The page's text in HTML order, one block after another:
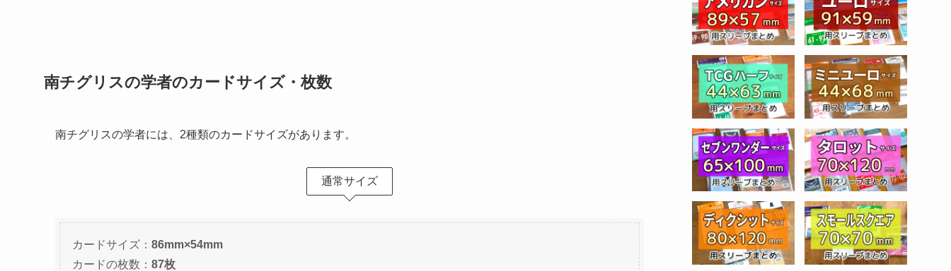
南チグリスの学者のカードサイズ・枚数
南チグリスの学者には、2種類のカードサイズがあります。
通常サイズ
カードサイズ： 86mm×54mm
カードの枚数： 87枚